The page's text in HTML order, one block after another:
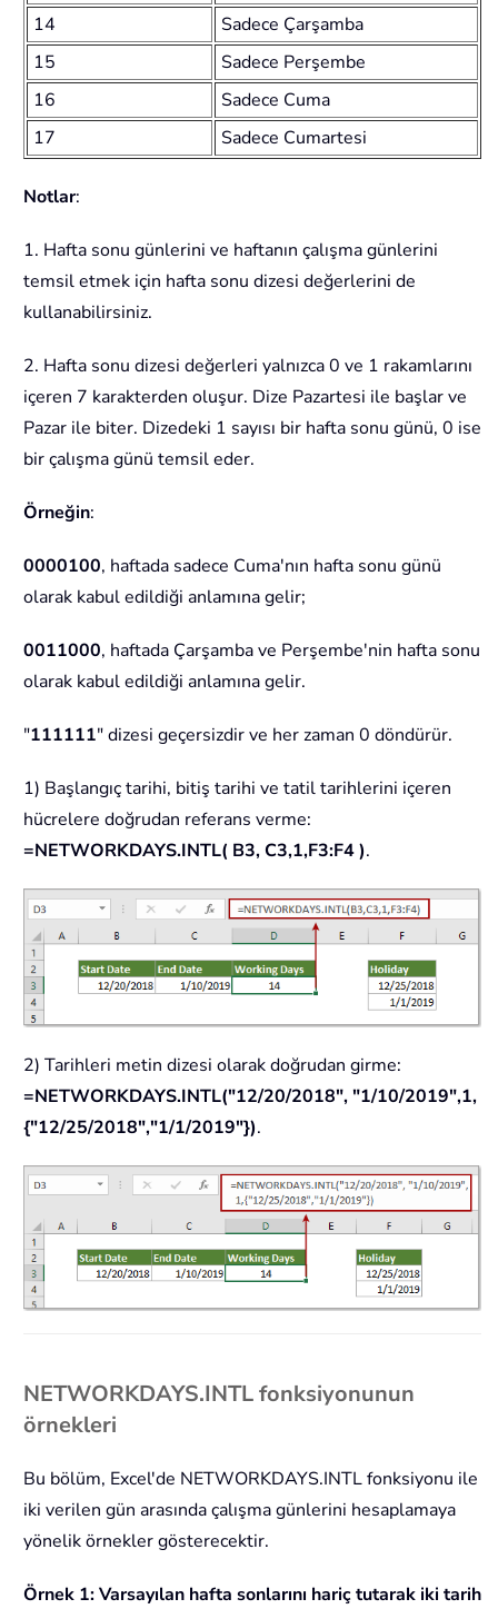
14
Sadece Çarşamba
15
Sadece Perşembe
16
Sadece Cuma
17
Sadece Cumartesi
Notlar:
1. Hafta sonu günlerini ve haftanın çalışma günlerini
temsil etmek için hafta sonu dizesi değerlerini de
kullanabilirsiniz.
2. Hafta sonu dizesi değerleri yalnızca 0 ve 1 rakamlarını
içeren 7 karakterden oluşur. Dize Pazartesi ile başlar ve
Pazar ile biter. Dizedeki 1 sayısı bir hafta sonu günü, 0 ise
bir çalışma günü temsil eder.
Örneğin:
0000100, haftada sadece Cuma'nın hafta sonu günü
olarak kabul edildiği anlamına gelir;
0011000, haftada Çarşamba ve Perşembe'nin hafta sonu
olarak kabul edildiği anlamına gelir.
"111111" dizesi geçersizdir ve her zaman 0 döndürür.
1) Başlangıç tarihi, bitiş tarihi ve tatil tarihlerini içeren
hücrelere doğrudan referans verme:
=NETWORKDAYS.INTL( B3, C3,1,F3:F4 ).
2) Tarihleri metin dizesi olarak doğrudan girme:
=NETWORKDAYS.INTL("12/20/2018", "1/10/2019",1,
{"12/25/2018","1/1/2019"}).
NETWORKDAYS.INTL fonksiyonunun
örnekleri
Bu bölüm, Excel'de NETWORKDAYS.INTL fonksiyonu ile
iki verilen gün arasında çalışma günlerini hesaplamaya
yönelik örnekler gösterecektir.
Örnek 1: Varsayılan hafta sonlarını hariç tutarak iki tarih